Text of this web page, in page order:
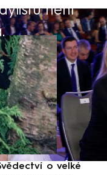
není
o velké